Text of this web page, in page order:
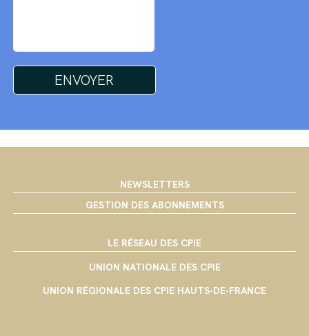
NEWSLETTERS
GESTION DES ABONNEMENTS
LE RÉSEAU DES CPIE
UNION NATIONALE DES CPIE
UNION RÉGIONALE DES CPIE HAUTS-DE-FRANCE